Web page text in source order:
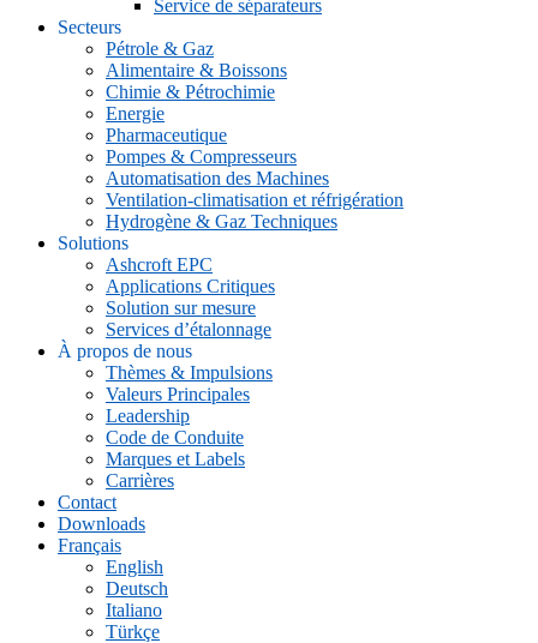
Service de séparateurs
Secteurs
Pétrole & Gaz
Alimentaire & Boissons
Chimie & Pétrochimie
Energie
Pharmaceutique
Pompes & Compresseurs
Automatisation des Machines
Ventilation-climatisation et réfrigération
Hydrogène & Gaz Techniques
Solutions
Ashcroft EPC
Applications Critiques
Solution sur mesure
Services d’étalonnage
À propos de nous
Thèmes & Impulsions
Valeurs Principales
Leadership
Code de Conduite
Marques et Labels
Carrières
Contact
Downloads
Français
English
Deutsch
Italiano
Türkçe